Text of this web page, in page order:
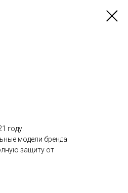
году.
модели бренда
защиту от